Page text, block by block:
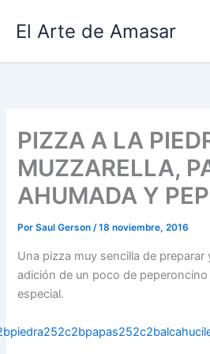
El Arte de Amasar
PIZZA A LA
MUZZARELLA,
AHUMADA Y
PorSaul Gerson/18 noviembre, 2016
Una pizza muy sencilla de preparar
adición de un poco de
especial.